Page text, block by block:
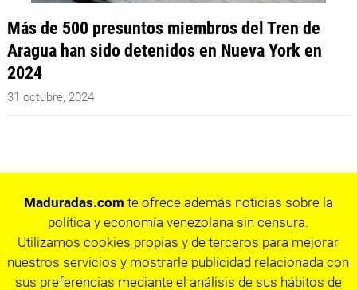
Más de 500 presuntos miembros del Tren de
Aragua han sido detenidos en Nueva York en
2024
31 octubre, 2024
Maduradas.com te ofrece además noticias sobre la
política y economía venezolana sin censura.
Utilizamos cookies propias y de terceros para mejorar
nuestros servicios y mostrarle publicidad relacionada con
sus preferencias mediante el análisis de sus hábitos de